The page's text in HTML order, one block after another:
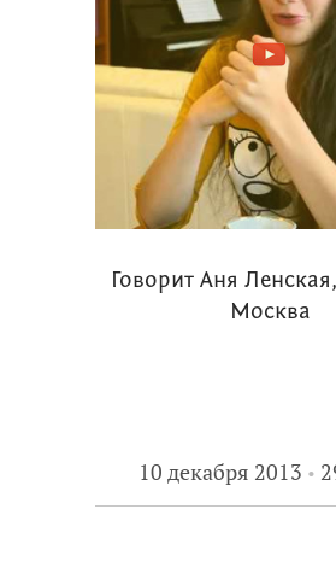
Говорит Аня Ленская,
Москва
10 декабря 2013